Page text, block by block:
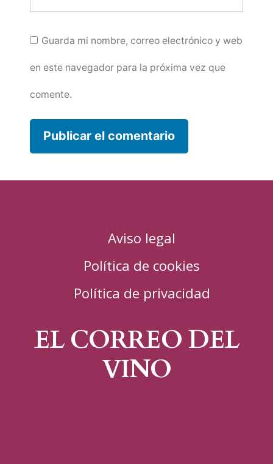
Guarda mi nombre, correo electrónico y web
en este navegador para la próxima vez que
comente.
Aviso legal
Política de cookies
Política de privacidad
EL CORREO DEL
VINO